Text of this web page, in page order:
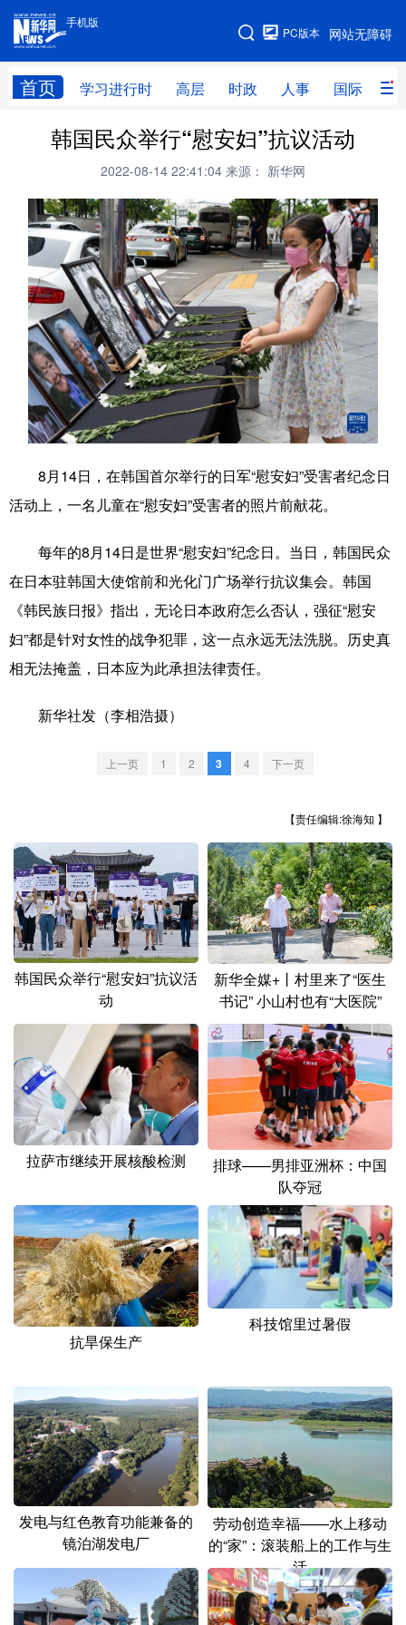
手机版
网站无障碍
PC版本
首页 学习进行时 高层 时政 人事 国际 财
手机版
网站地图
学习进行时 高层 时政 人事
财经 网评
台湾 思客智库 全球连线 教育
科技 科创 量子 体育
文化 书画 健康 军事
访谈 视频 图片 政务
法律 中央文件 金融 汽车
食品 人居 信息化 数字经济
学术中国 乡村振兴 银龄 溯源中国
城市 旅游 能源 会展
彩票 娱乐 时尚
公益 一带一路 亚太网 上市公司
文化产业
地方频道
湖南
广东 广西 海南 重庆
四川 贵州 云南 西藏
陕西 甘肃 青海 宁夏
新疆 内蒙古 黑龙江
多语种频道
English Español Français عربى
Русский язык 日本語 한국어
Deutsch Português
韩国民众举行“慰安妇”抗议活动
2022-08-14 22:41:04 来源： 新华网
8月14日，在韩国首尔举行的日军“慰安妇”受害者纪念日
活动上，一名儿童在“慰安妇”受害者的照片前献花。
每年的8月14日是世界“慰安妇”纪念日。当日，韩国民众
在日本驻韩国大使馆前和光化门广场举行抗议集会。韩国
《韩民族日报》指出，无论日本政府怎么否认，强征“慰安
妇”都是针对女性的战争犯罪，这一点永远无法洗脱。历史真
相无法掩盖，日本应为此承担法律责任。
新华社发（李相浩摄）
上一页 1 2 3 4 下一页
【责任编辑:徐海知 】
韩国民众举行“慰安妇”抗议活
动
新华全媒+丨村里来了“医生
书记” 小山村也有“大医院”
拉萨市继续开展核酸检测
排球——男排亚洲杯：中国
队夺冠
抗旱保生产
科技馆里过暑假
发电与红色教育功能兼备的
镜泊湖发电厂
劳动创造幸福——水上移动
的“家”：滚装船上的工作与生
活